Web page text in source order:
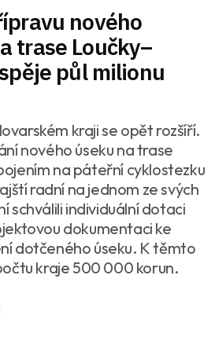
nového
trase Loučky–
půl milionu
kraji se opět rozšíří.
nového úseku na trase
na páteřní cyklostezku
radní na jednom ze svých
schválili individuální dotaci
dokumentaci ke
dotčeného úseku. K těmto
kraje 500 000 korun.